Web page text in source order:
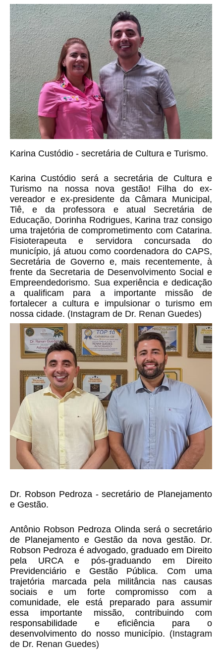
Karina Custódio - secretária de Cultura e Turismo.
Karina Custódio será a secretária de Cultura e
Turismo na nossa nova gestão! Filha do ex-
vereador e ex-presidente da Câmara Municipal,
Tiê, e da professora e atual Secretária de
Educação, Dorinha Rodrigues, Karina traz consigo
uma trajetória de comprometimento com Catarina.
Fisioterapeuta e servidora concursada do
município, já atuou como coordenadora do CAPS,
Secretária de Governo e, mais recentemente, à
frente da Secretaria de Desenvolvimento Social e
Empreendedorismo. Sua experiência e dedicação
a qualificam para a importante missão de
fortalecer a cultura e impulsionar o turismo em
nossa cidade. (Instagram de Dr. Renan Guedes)
Dr. Robson Pedroza - secretário de Planejamento
e Gestão.
Antônio Robson Pedroza Olinda será o secretário
de Planejamento e Gestão da nova gestão. Dr.
Robson Pedroza é advogado, graduado em Direito
pela URCA e pós-graduando em Direito
Previdenciário e Gestão Pública. Com uma
trajetória marcada pela militância nas causas
sociais e um forte compromisso com a
comunidade, ele está preparado para assumir
essa importante missão, contribuindo com
responsabilidade e eficiência para o
desenvolvimento do nosso município. (Instagram
de Dr. Renan Guedes)